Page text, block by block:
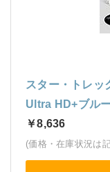
スター・トレッ
Ultra HD+ブル
￥8,636
(価格・在庫状況は